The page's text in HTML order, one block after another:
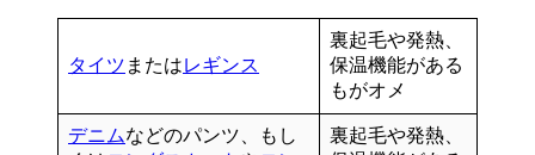
タイツ またはレギンス
裏起毛や発熱、
保温機能がある
もがオメ
デニムなどのパンツ、もし
裏起毛や発熱、